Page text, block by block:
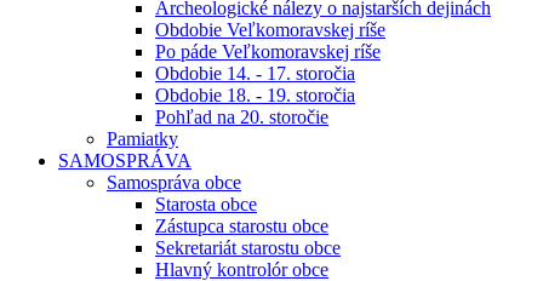
Archeologické nálezy o najstarších dejinách
Obdobie Veľkomoravskej ríše
Po páde Veľkomoravskej ríše
Obdobie 14. - 17. storočia
Obdobie 18. - 19. storočia
Pohľad na 20. storočie
Pamiatky
SAMOSPRÁVA
Samospráva obce
Starosta obce
Zástupca starostu obce
Sekretariát starostu obce
Hlavný kontrolór obce